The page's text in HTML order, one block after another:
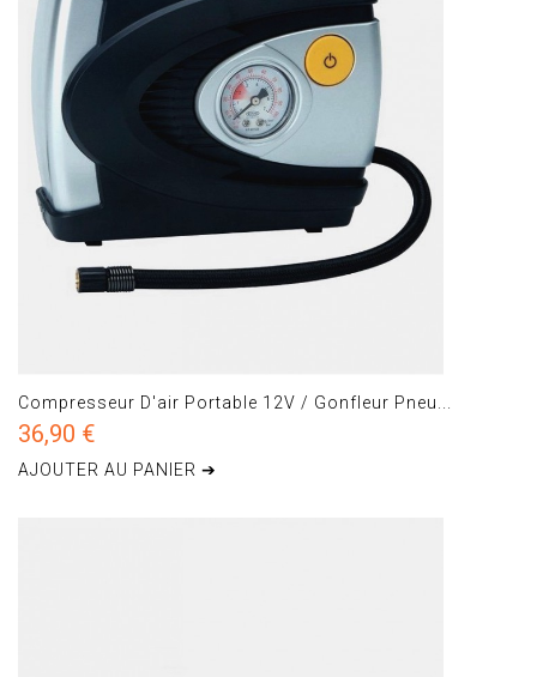
Compresseur D'air Portable 12V / Gonfleur Pneu...
36,90 €
AJOUTER AU PANIER ➔